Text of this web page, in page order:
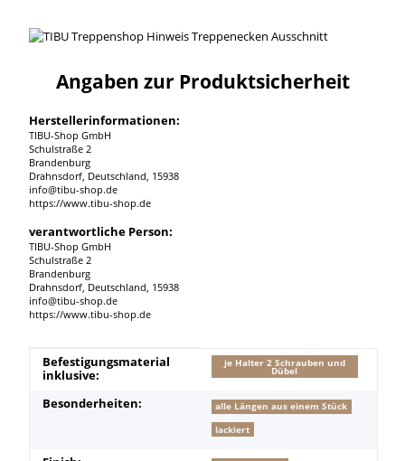
Angaben zur Produktsicherheit
Herstellerinformationen:
TIBU-Shop GmbH
Schulstraße 2
Brandenburg
Drahnsdorf, Deutschland, 15938
info@tibu-shop.de
https://www.tibu-shop.de
verantwortliche Person:
TIBU-Shop GmbH
Schulstraße 2
Brandenburg
Drahnsdorf, Deutschland, 15938
info@tibu-shop.de
https://www.tibu-shop.de
Produkteigenschaft
Wert
Befestigungsmaterial
inklusive:
je Halter 2 Schrauben und
Dübel
Besonderheiten:
alle Längen aus einem Stück
lackiert